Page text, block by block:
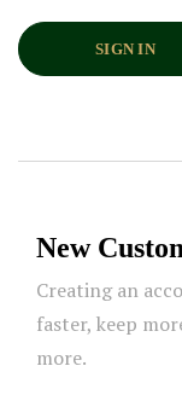
SIGN IN
New
Creating an
faster, keep
more.